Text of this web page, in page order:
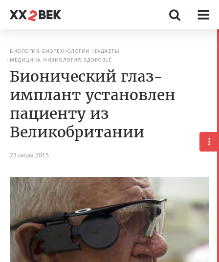
БИОЛОГИЯ, БИОТЕХНОЛОГИИ
ГАДЖЕТЫ
МЕДИЦИНА, ФИЗИОЛОГИЯ, ЗДОРОВЬЕ
Бионический глаз-
имплант установлен
пациенту из
Великобритании
23 июля 2015